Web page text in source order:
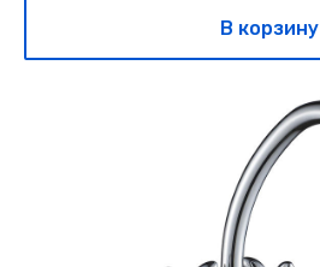
В корзину